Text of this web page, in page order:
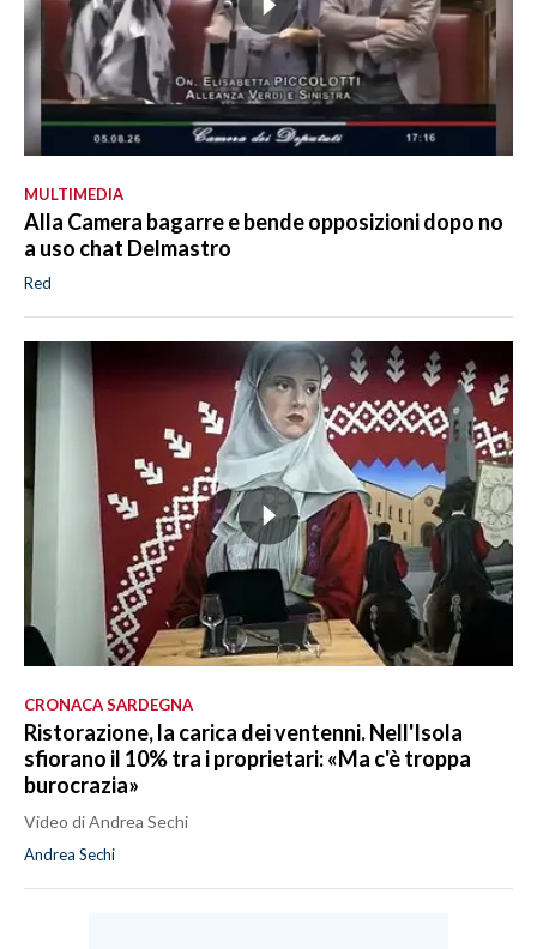
MULTIMEDIA
Alla Camera bagarre e bende opposizioni dopo no
a uso chat Delmastro
Red
CRONACA SARDEGNA
Ristorazione, la carica dei ventenni. Nell'Isola
sfiorano il 10% tra i proprietari: «Ma c'è troppa
burocrazia»
Video di Andrea Sechi
Andrea Sechi